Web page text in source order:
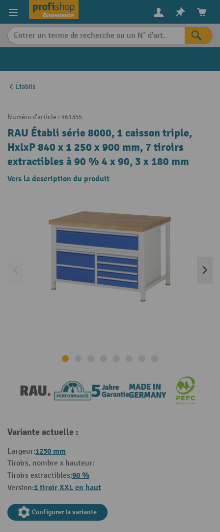
content
Établis
Numéro d'article : 461355
RAU Établi série 8000, 1 caisson triple,
HxlxP 840 x 1 250 x 900 mm, 7 tiroirs
extractibles à 90 % 4 x 90, 3 x 180 mm
Vers la description du produit
Variante actuelle :
Largeur:1250 mm
Tiroirs, nombre x hauteur:
Tiroirs extractibles:90 %
Version:1 tiroir XXL en haut
Configurer la variante